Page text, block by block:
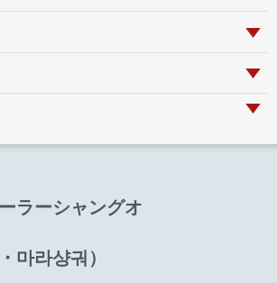
ラーシャングオ
마라샹궈）